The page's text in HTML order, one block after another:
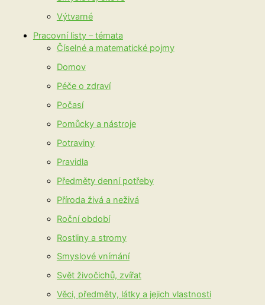
Výtvarné
Pracovní listy – témata
Číselné a matematické pojmy
Domov
Péče o zdraví
Počasí
Pomůcky a nástroje
Potraviny
Pravidla
Předměty denní potřeby
Příroda živá a neživá
Roční období
Rostliny a stromy
Smyslové vnímání
Svět živočichů, zvířat
Věci, předměty, látky a jejich vlastnosti